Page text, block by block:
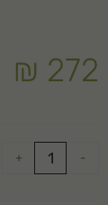
₪ 272
-
+